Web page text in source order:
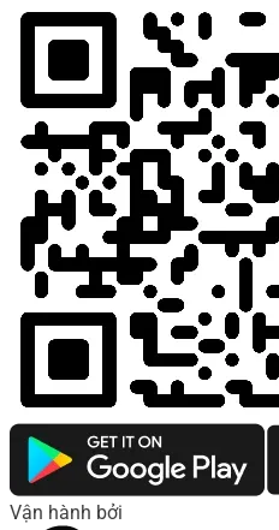
Vận hành bởi